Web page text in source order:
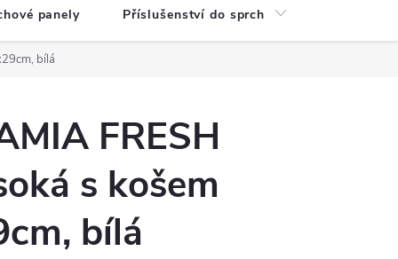
panely Příslušenství do sprch
bílá
FRESH
s košem
bílá